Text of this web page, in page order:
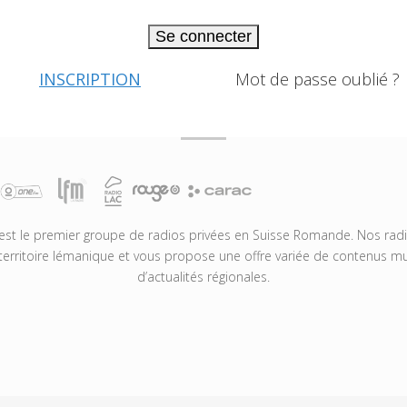
Se connecter
INSCRIPTION Mot de passe oublié ?
le premier groupe de radios privées en Suisse Romande. Nos
lémanique et vous propose une offre variée de contenus
d’actualités régionales.